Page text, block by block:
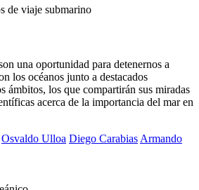
una oportunidad para detenernos a
los océanos junto a destacados
ámbitos, los que compartirán sus miradas
acerca de la importancia del mar en
Osvaldo Ulloa Diego Carabias Armando